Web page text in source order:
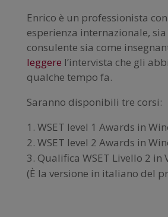
Enrico è un professionista
esperienza internazionale, sia
consulente sia come
leggere l’intervista che gli
qualche tempo fa.
Saranno disponibili tre corsi:
WSET level 1 Awards in
WSET level 2 Awards in
Qualifica WSET Livello 2 in
(È la versione in italiano del